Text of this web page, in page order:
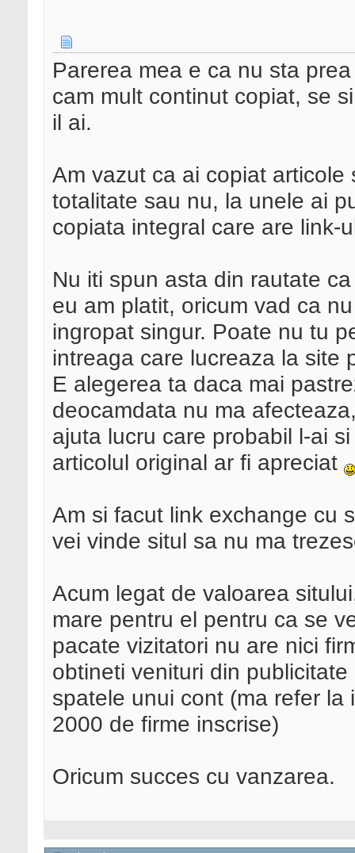
Parerea mea e ca nu sta
cam mult continut copiat, se
il ai.
Am vazut ca ai copiat
totalitate sau nu, la unele ai
copiata integral care are link-
Nu iti spun asta din rautate
eu am platit, oricum vad ca
ingropat singur. Poate nu tu
intreaga care lucreaza la site
E alegerea ta daca mai
deocamdata nu ma
ajuta lucru care probabil l-ai
articolul original ar fi apreciat
Am si facut link exchange cu
vei vinde situl sa nu ma
Acum legat de valoarea
mare pentru el pentru ca se
pacate vizitatori nu are nici
obtineti venituri din
spatele unui cont (ma refer
2000 de firme inscrise)
Oricum succes cu vanzarea.